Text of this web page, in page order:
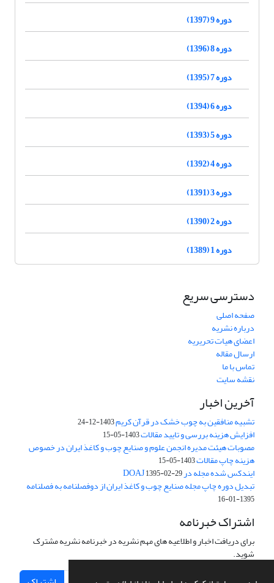
دوره 9 (1397)
دوره 8 (1396)
دوره 7 (1395)
دوره 6 (1394)
دوره 5 (1393)
دوره 4 (1392)
دوره 3 (1391)
دوره 2 (1390)
دوره 1 (1389)
دسترسی سریع
صفحه اصلی
درباره نشریه
اعضای هیات تحریریه
ارسال مقاله
تماس با ما
نقشه سایت
آخرین اخبار
تشبیه منافقین به چوب خشک در قرآن کریم1403-12-24
افزایش هزینه بررسی و تایید مقالات1403-05-15
مصوبات هیئت مدیره انجمن علوم و صنایع چوب و کاغذ ایران در خصوص
هزینه چاپ مقالات1403-05-15
ایندکس شده مجله در DOAJ1395-02-29
تبدیل دوره چاپ مجله صنایع چوب و کاغذ ایران از دوفصلنامه به فصلنامه
1395-01-16
اشتراک خبرنامه
برای دریافت اخبار و اطلاعیه های مهم نشریه در خبرنامه نشریه مشترک
شوید.